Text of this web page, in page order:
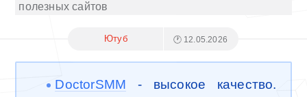
полезных сайтов
Ютуб 🕐 12.05.2026
DoctorSMM - высокое качество.